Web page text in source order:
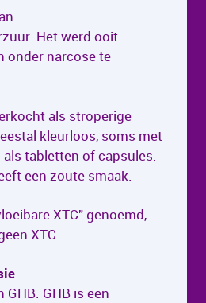
Het werd ooit
onder narcose te
als stroperige
kleurloos, soms met
tabletten of capsules.
een zoute smaak.
XTC" genoemd,
XTC.
GHB. GHB is een